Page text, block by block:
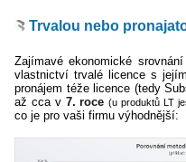
Trvalou nebo
Zajímavé ekonomické
vlastnictví trvalé licence s
pronájem téže licence (tedy
až cca v 7. roce (u produktů LT
co je pro vaši firmu výhodnější: